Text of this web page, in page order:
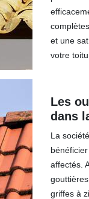
et une
votre
Les
dans
La
affectés.
griffes à